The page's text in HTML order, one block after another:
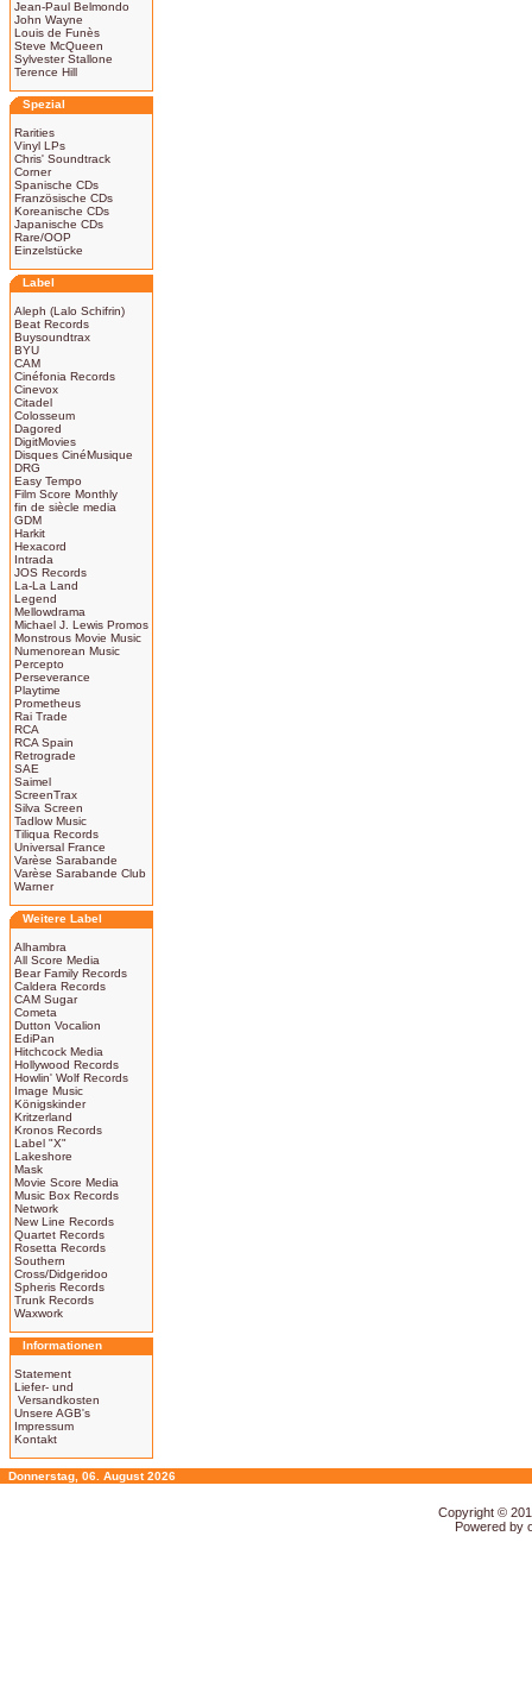
Jean-Paul Belmondo
John Wayne
Louis de Funès
Steve McQueen
Sylvester Stallone
Terence Hill
Spezial
Rarities
Vinyl LPs
Chris' Soundtrack
Corner
Spanische CDs
Französische CDs
Koreanische CDs
Japanische CDs
Rare/OOP
Einzelstücke
Label
Aleph (Lalo Schifrin)
Beat Records
Buysoundtrax
BYU
CAM
Cinéfonia Records
Cinevox
Citadel
Colosseum
Dagored
DigitMovies
Disques CinéMusique
DRG
Easy Tempo
Film Score Monthly
fin de siècle media
GDM
Harkit
Hexacord
Intrada
JOS Records
La-La Land
Legend
Mellowdrama
Michael J. Lewis Promos
Monstrous Movie Music
Numenorean Music
Percepto
Perseverance
Playtime
Prometheus
Rai Trade
RCA
RCA Spain
Retrograde
SAE
Saimel
ScreenTrax
Silva Screen
Tadlow Music
Tiliqua Records
Universal France
Varèse Sarabande
Varèse Sarabande Club
Warner
Weitere Label
Alhambra
All Score Media
Bear Family Records
Caldera Records
CAM Sugar
Cometa
Dutton Vocalion
EdiPan
Hitchcock Media
Hollywood Records
Howlin' Wolf Records
Image Music
Königskinder
Kritzerland
Kronos Records
Label "X"
Lakeshore
Mask
Movie Score Media
Music Box Records
Network
New Line Records
Quartet Records
Rosetta Records
Southern
Cross/Didgeridoo
Spheris Records
Trunk Records
Waxwork
Informationen
Statement
Liefer- und
Versandkosten
Unsere AGB's
Impressum
Kontakt
Donnerstag, 06. August 2026
Copyright ©
Powered by